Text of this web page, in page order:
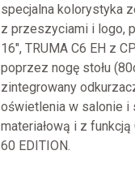
specjalna kolorystyka
z przeszyciami i logo,
16″, TRUMA C6 EH z
poprzez nogę stołu
zintegrowany
oświetlenia w salonie i
materiałową i z
60 EDITION.